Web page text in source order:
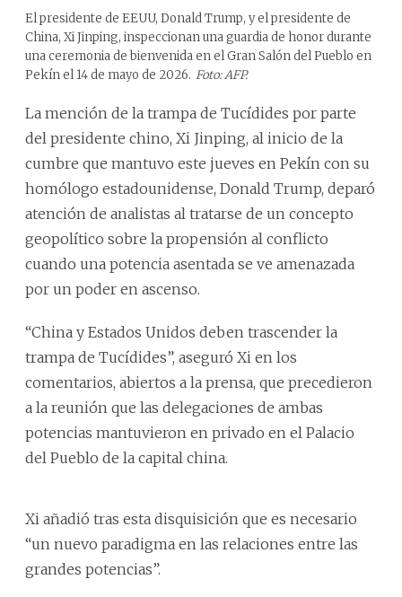
El presidente de EEUU, Donald Trump, y el presidente de
China, Xi Jinping, inspeccionan una guardia de honor durante
una ceremonia de bienvenida en el Gran Salón del Pueblo en
Pekín el 14 de mayo de 2026. Foto: AFP.
La mención de la trampa de Tucídides por parte
del presidente chino, Xi Jinping, al inicio de la
cumbre que mantuvo este jueves en Pekín con su
homólogo estadounidense, Donald Trump, deparó
atención de analistas al tratarse de un concepto
geopolítico sobre la propensión al conflicto
cuando una potencia asentada se ve amenazada
por un poder en ascenso.
“China y Estados Unidos deben trascender la
trampa de Tucídides”, aseguró Xi en los
comentarios, abiertos a la prensa, que precedieron
a la reunión que las delegaciones de ambas
potencias mantuvieron en privado en el Palacio
del Pueblo de la capital china.
Xi añadió tras esta disquisición que es necesario
“un nuevo paradigma en las relaciones entre las
grandes potencias”.